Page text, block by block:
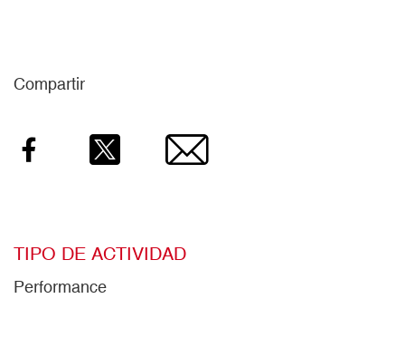
Compartir
Facebook Email
TIPO DE ACTIVIDAD
Performance